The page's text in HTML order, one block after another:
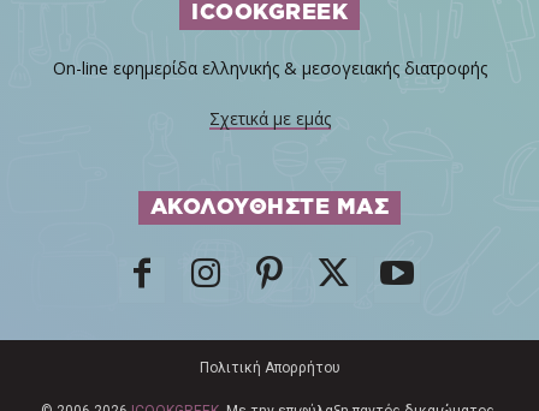
ICOOKGREEK
On-line εφημερίδα ελληνικής & μεσογειακής διατροφής
Σχετικά με εμάς
ΑΚΟΛΟΥΘΗΣΤΕ ΜΑΣ
Πολιτική Απορρήτου